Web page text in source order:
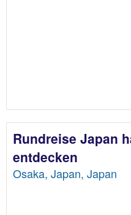
Rundreise Japan
entdecken
Osaka, Japan, Japan